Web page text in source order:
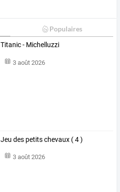
Populaires
Titanic - Michelluzzi
3 août 2026
Jeu des petits chevaux ( 4 )
3 août 2026